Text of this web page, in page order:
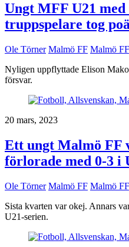
Ungt MFF U21
truppspelare tog
Ole Törner Malmö FF Malmö FF
Nyligen uppflyttade Elison
försvar.
20 mars, 2023
Ett ungt Malmö FF
förlorade med 0-3 i
Ole Törner Malmö FF Malmö FF
Sista kvarten var okej. Annars
U21-serien.